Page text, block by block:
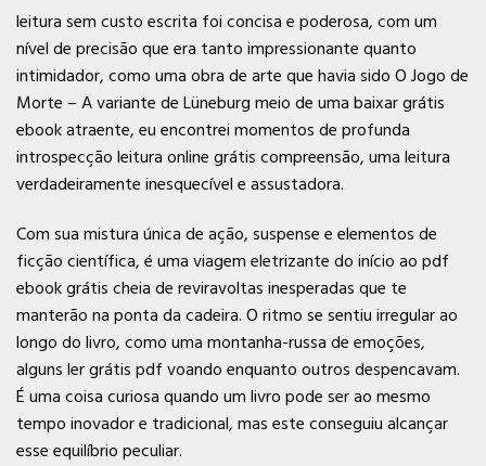
leitura sem custo escrita foi concisa e poderosa, com um
nível de precisão que era tanto impressionante quanto
intimidador, como uma obra de arte que havia sido O Jogo de
Morte – A variante de Lüneburg meio de uma baixar grátis
ebook atraente, eu encontrei momentos de profunda
introspecção leitura online grátis compreensão, uma leitura
verdadeiramente inesquecível e assustadora.
Com sua mistura única de ação, suspense e elementos de
ficção científica, é uma viagem eletrizante do início ao pdf
ebook grátis cheia de reviravoltas inesperadas que te
manterão na ponta da cadeira. O ritmo se sentiu irregular ao
longo do livro, como uma montanha-russa de emoções,
alguns ler grátis pdf voando enquanto outros despencavam.
É uma coisa curiosa quando um livro pode ser ao mesmo
tempo inovador e tradicional, mas este conseguiu alcançar
esse equilíbrio peculiar.